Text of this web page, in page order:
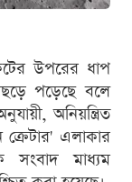
উপরের ধাপ
পড়েছে বলে
অনিয়ন্ত্রিত
ক্রেটার' এলাকার
সংবাদ মাধ্যম